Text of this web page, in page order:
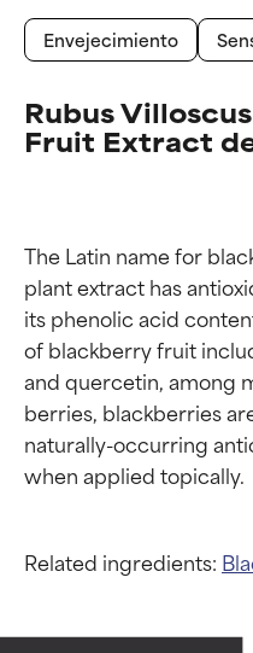
Envejecimiento
Rubus
Fruit Extract
The Latin name for
plant extract has
its phenolic acid
of blackberry fruit
and quercetin, among
berries, blackberries
naturally-occurring
Related ingredients: